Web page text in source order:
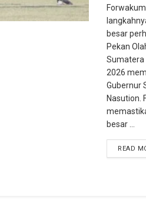
besar
Pekan
Sumatera
2026
Gubernur
Nasution.
besar ...
READ